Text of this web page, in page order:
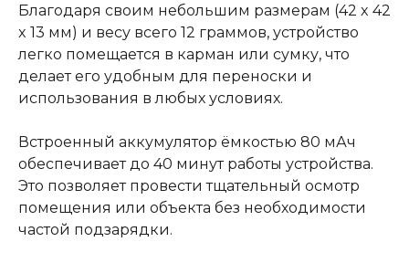
Благодаря своим небольшим размерам (42 x 42
x 13 мм) и весу всего 12 граммов, устройство
легко помещается в карман или сумку, что
делает его удобным для переноски и
использования в любых условиях.
Встроенный аккумулятор ёмкостью 80 мАч
обеспечивает до 40 минут работы устройства.
Это позволяет провести тщательный осмотр
помещения или объекта без необходимости
частой подзарядки.